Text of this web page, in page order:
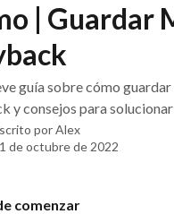
| Guardar
guía sobre cómo
y consejos para
porAlex
de octubre de 2022
comenzar